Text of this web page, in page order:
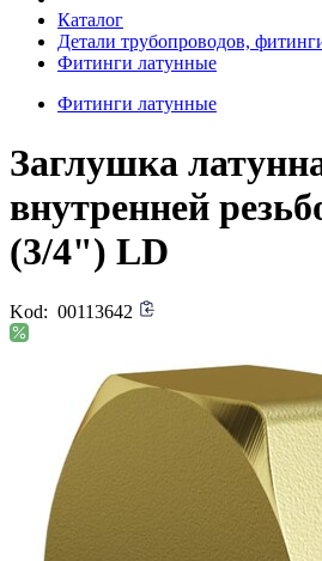
Каталог
Детали трубопроводов,
Фитинги латунные
Фитинги латунные
Заглушка
внутренней
(3/4") LD
Kod: 00113642